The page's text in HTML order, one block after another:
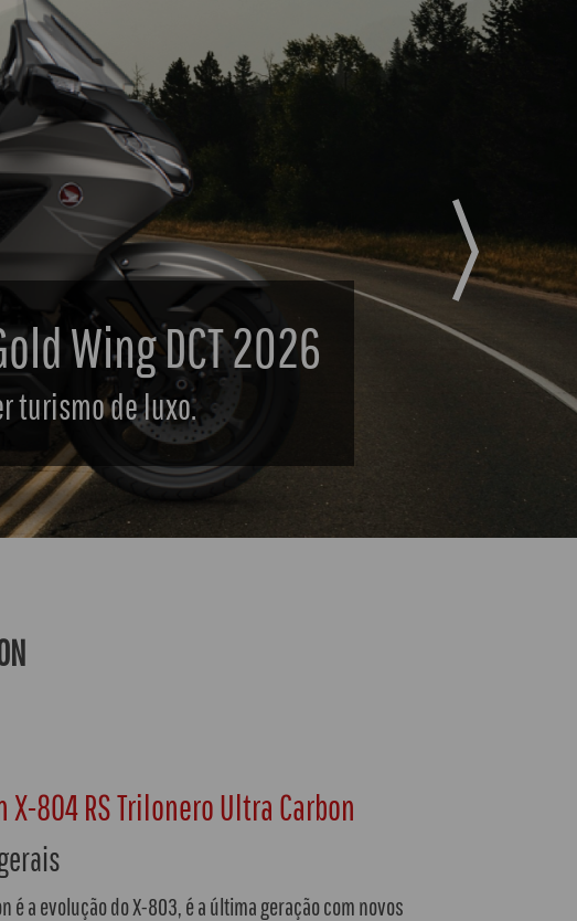
Sports 2026
Next
X-804 RS Trilonero Ultra Carbon
é a evolução do X-803, é a última geração com novos